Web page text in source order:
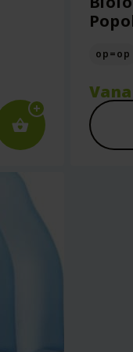
op=op